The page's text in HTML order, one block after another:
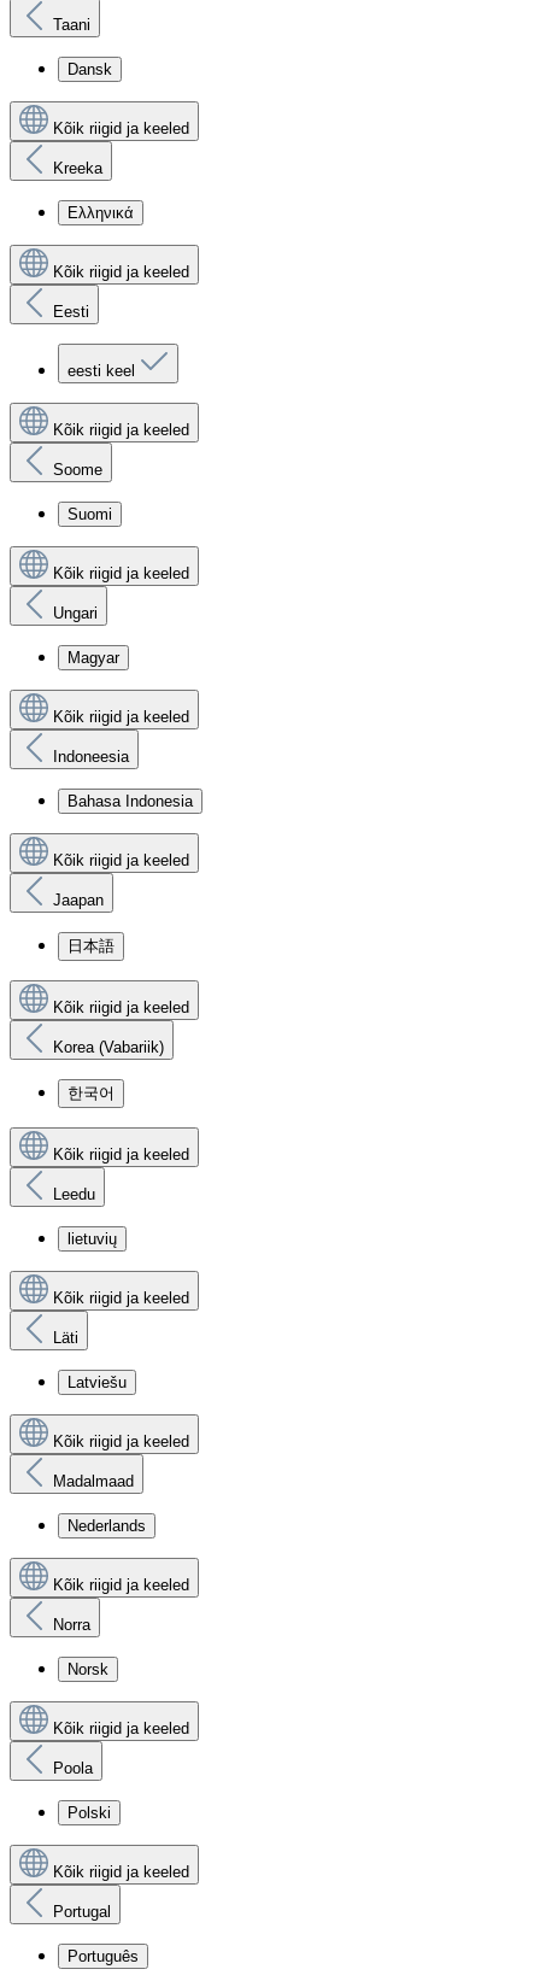
Taani
Dansk
Kõik riigid ja keeled
Kreeka
Ελληνικά
Kõik riigid ja keeled
Eesti
eesti keel
Kõik riigid ja keeled
Soome
Suomi
Kõik riigid ja keeled
Ungari
Magyar
Kõik riigid ja keeled
Indoneesia
Bahasa Indonesia
Kõik riigid ja keeled
Jaapan
日本語
Kõik riigid ja keeled
Korea (Vabariik)
한국어
Kõik riigid ja keeled
Leedu
lietuvių
Kõik riigid ja keeled
Läti
Latviešu
Kõik riigid ja keeled
Madalmaad
Nederlands
Kõik riigid ja keeled
Norra
Norsk
Kõik riigid ja keeled
Poola
Polski
Kõik riigid ja keeled
Portugal
Português